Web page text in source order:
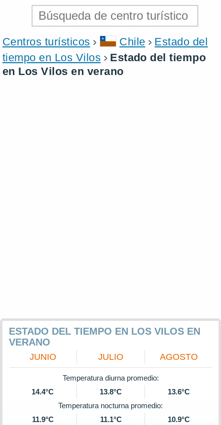
Centros turísticos Chile
Estado del
tiempo en Los Vilos
Estado del tiempo
en Los Vilos en verano
ESTADO DEL TIEMPO EN LOS VILOS EN
VERANO
JUNIO JULIO AGOSTO
Temperatura diurna promedio:
14.4°C
13.8°C
13.6°C
Temperatura nocturna promedio:
11.9°C
11.1°C 10.9°C